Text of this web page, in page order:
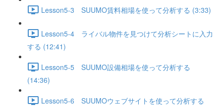
Lesson5-3 SUUMO賃料相場を使って分析する (3:33)
Lesson5-4 ライバル物件を見つけて分析シートに入力
する (12:41)
Lesson5-5 SUUMO設備相場を使って分析する
(14:36)
Lesson5-6 SUUMOウェブサイトを使って分析する